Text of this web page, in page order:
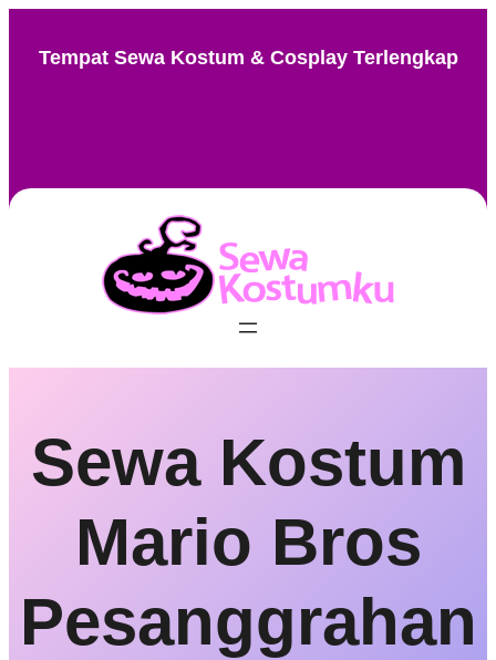
Tempat Sewa Kostum & Cosplay Terlengkap
Sewa Kostum
Mario Bros
Pesanggrahan